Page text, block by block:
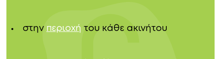
στην περιοχή του κάθε ακινήτου